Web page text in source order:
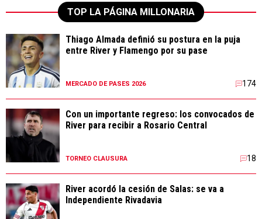
TOP LA PÁGINA MILLONARIA
Thiago Almada definió su postura en la puja
entre River y Flamengo por su pase
MERCADO DE PASES 2026 174
Con un importante regreso: los convocados de
River para recibir a Rosario Central
TORNEO CLAUSURA 18
River acordó la cesión de Salas: se va a
Independiente Rivadavia